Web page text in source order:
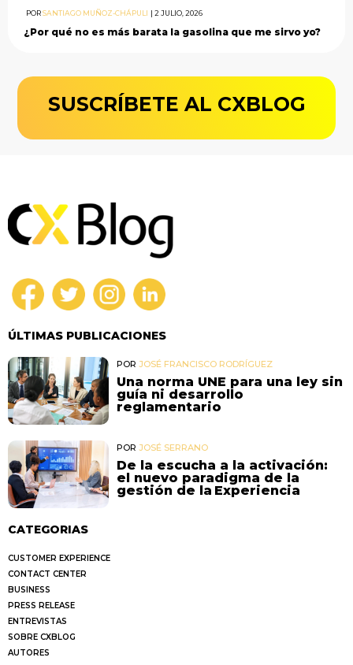
PORSANTIAGO MUÑOZ-CHÁPULI 2 JULIO, 2026
¿Por qué no es más barata la gasolina que me sirvo yo?
SUSCRÍBETE AL CXBLOG
ÚLTIMAS PUBLICACIONES
POR JOSÉ FRANCISCO RODRÍGUEZ
Una norma UNE para una ley sin
guía ni desarrollo
reglamentario
POR JOSÉ SERRANO
De la escucha a la activación:
el nuevo paradigma de la
gestión de la Experiencia
CATEGORIAS
CUSTOMER EXPERIENCE
CONTACT CENTER
BUSINESS
PRESS RELEASE
ENTREVISTAS
SOBRE CXBLOG
AUTORES